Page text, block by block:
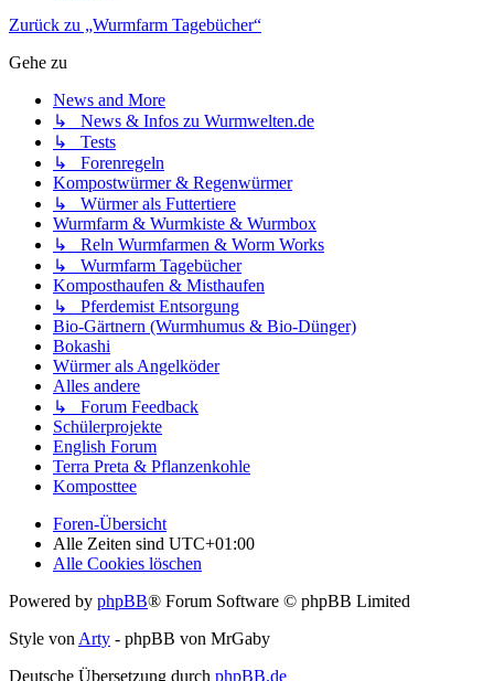
Zurück zu „Wurmfarm Tagebücher“
Gehe zu
News and More
↳ News & Infos zu Wurmwelten.de
↳ Tests
↳ Forenregeln
Kompostwürmer & Regenwürmer
↳ Würmer als Futtertiere
Wurmfarm & Wurmkiste & Wurmbox
↳ Reln Wurmfarmen & Worm Works
↳ Wurmfarm Tagebücher
Komposthaufen & Misthaufen
↳ Pferdemist Entsorgung
Bio-Gärtnern (Wurmhumus & Bio-Dünger)
Bokashi
Würmer als Angelköder
Alles andere
↳ Forum Feedback
Schülerprojekte
English Forum
Terra Preta & Pflanzenkohle
Komposttee
Foren-Übersicht
Alle Zeiten sind UTC+01:00
Alle Cookies löschen
Powered by phpBB® Forum Software © phpBB Limited
Style von Arty - phpBB von MrGaby
Deutsche Übersetzung durch phpBB.de